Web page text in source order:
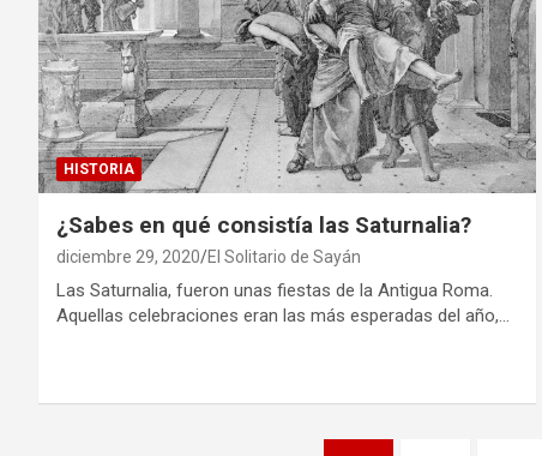
HISTORIA
¿Sabes en qué consistía las Saturnalia?
diciembre 29, 2020 El Solitario de Sayán
Las Saturnalia, fueron unas fiestas de la Antigua Roma.
Aquellas celebraciones eran las más esperadas del año,…